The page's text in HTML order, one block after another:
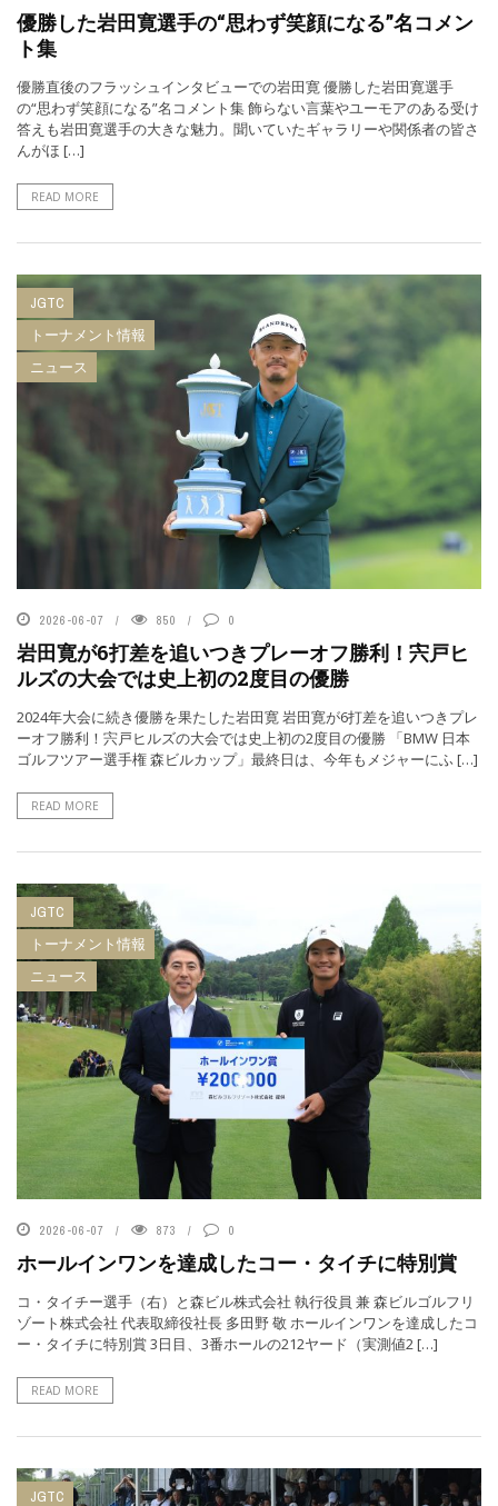
優勝した岩田寛選手の“思わず笑顔になる”名コメン
ト集
優勝直後のフラッシュインタビューでの岩田寛 優勝した岩田寛選手
の“思わず笑顔になる”名コメント集 飾らない言葉やユーモアのある受け
答えも岩田寛選手の大きな魅力。聞いていたギャラリーや関係者の皆さ
んがほ […]
READ MORE
JGTC
トーナメント情報
ニュース
2026-06-07 850 0
岩田寛が6打差を追いつきプレーオフ勝利！宍戸ヒ
ルズの大会では史上初の2度目の優勝
2024年大会に続き優勝を果たした岩田寛 岩田寛が6打差を追いつきプレ
ーオフ勝利！宍戸ヒルズの大会では史上初の2度目の優勝 「BMW 日本
ゴルフツアー選手権 森ビルカップ」最終日は、今年もメジャーにふ […]
READ MORE
JGTC
トーナメント情報
ニュース
2026-06-07 873 0
ホールインワンを達成したコー・タイチに特別賞
コ・タイチー選手（右）と森ビル株式会社 執行役員 兼 森ビルゴルフリ
ゾート株式会社 代表取締役社長 多田野 敬 ホールインワンを達成したコ
ー・タイチに特別賞 3日目、3番ホールの212ヤード（実測値2 […]
READ MORE
JGTC